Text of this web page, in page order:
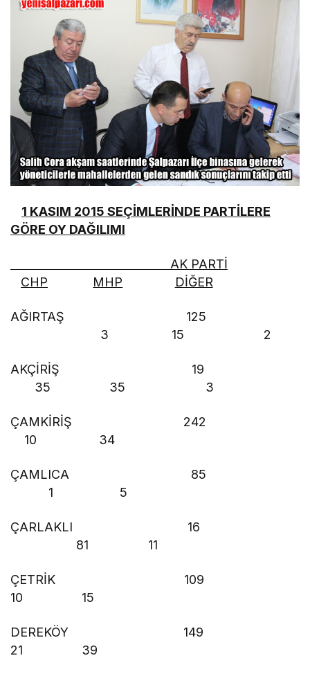
1 KASIM 2015 SEÇİMLERİNDE PARTİLERE
GÖRE OY DAĞILIMI
AK PARTİ
CHP
MHP DİĞER
AĞIRTAŞ 125
3 15 2
AKÇİRİŞ 19
35 35 3
ÇAMKİRİŞ 242
10 34
ÇAMLICA 85
1 5
ÇARLAKLI 16
81 11
ÇETRİK 109
10 15
DEREKÖY 149
21 39